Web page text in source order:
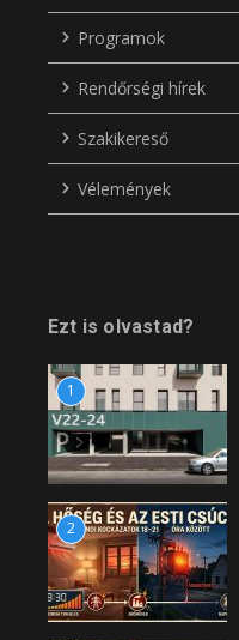
Programok
Rendőrségi hírek
Szakikereső
Vélemények
Ezt is olvastad?
1
2